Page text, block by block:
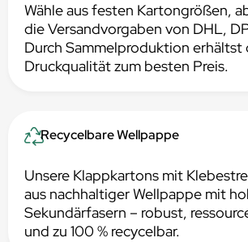
Wähle aus festen Kartongrößen,
die Versandvorgaben von DHL,
Durch Sammelproduktion erhältst
Druckqualität zum besten Preis.
Recycelbare Wellpappe
Unsere Klappkartons mit
aus nachhaltiger Wellpappe mit
Sekundärfasern – robust,
und zu 100 % recycelbar.